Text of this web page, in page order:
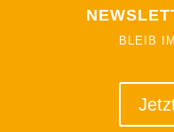
BLEIB